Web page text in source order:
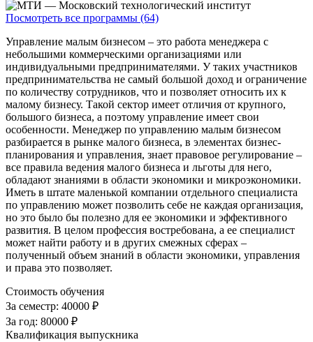
Посмотреть все программы (64)
Управление малым бизнесом – это работа менеджера с
небольшими коммерческими организациями или
индивидуальными предпринимателями. У таких участников
предпринимательства не самый большой доход и ограничение
по количеству сотрудников, что и позволяет относить их к
малому бизнесу. Такой сектор имеет отличия от крупного,
большого бизнеса, а поэтому управление имеет свои
особенности. Менеджер по управлению малым бизнесом
разбирается в рынке малого бизнеса, в элементах бизнес-
планирования и управления, знает правовое регулирование –
все правила ведения малого бизнеса и льготы для него,
обладают знаниями в области экономики и микроэкономики.
Иметь в штате маленькой компании отдельного специалиста
по управлению может позволить себе не каждая организация,
но это было бы полезно для ее экономики и эффективного
развития. В целом профессия востребована, а ее специалист
может найти работу и в других смежных сферах –
полученный объем знаний в области экономики, управления
и права это позволяет.
Стоимость обучения
За семестр: 40000 ₽
За год: 80000 ₽
Квалификация выпускника